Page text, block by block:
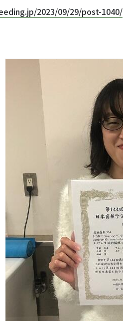
2023/09/29/post-1040/